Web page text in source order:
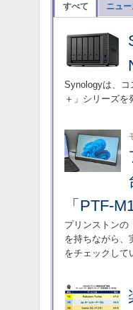
すべて ニュー
Synologyは、
＋」シリーズを
「PTF-
プリンストンの
を持ちながら、
をチェックして